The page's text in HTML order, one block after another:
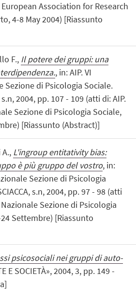
Association for Research
4-8 May 2004) [Riassunto
F., Il potere dei gruppi: una
, in: AIP. VI
Sezione di Psicologia Sociale.
2004, pp. 107 - 109 (atti di: AIP.
Sezione di Psicologia Sociale,
[Riassunto (Abstract)]
L'ingroup entitativity bias:
è più gruppo del vostro, in:
Sezione di Psicologia
s.n, 2004, pp. 97 - 98 (atti
Nazionale Sezione di Psicologia
Settembre) [Riassunto
psicosociali nei gruppi di auto-
E SOCIETÀ», 2004, 3, pp. 149 -